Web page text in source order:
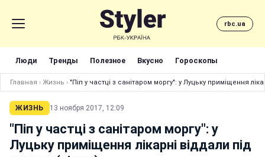
rbc.ua
Люди Тренды Полезное Вкусно Гороскопы
Главная › Жизнь › "Піп у частці з санітаром моргу": у Луцьку приміщення
ЖИЗНЬ 13 ноября 2017, 12:09
"Піп у частці з санітаром моргу": у
Луцьку приміщення лікарні віддали під